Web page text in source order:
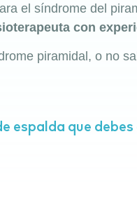
el síndrome del
con
piramidal, o no
espalda que debes